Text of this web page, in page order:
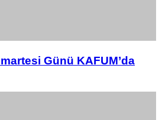
Günü KAFUM’da